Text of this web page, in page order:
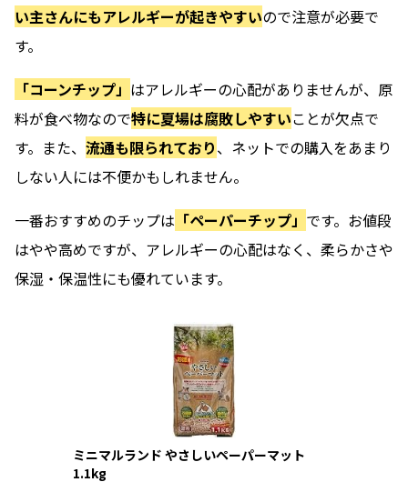
い主さんにもアレルギーが起きやすいので注意が必要で
す。
「コーンチップ」 はアレルギーの心配がありませんが、原
料が食べ物なので特に夏場は腐敗しやすいことが欠点で
す。また、 流通も限られており、ネットでの購入をあまり
しない人には不便かもしれません。
一番おすすめのチップは 「ペーパーチップ」 です。お値段
はやや高めですが、アレルギーの心配はなく、柔らかさや
保湿・保温性にも優れています。
ミニマルランド やさしいペーパーマット
1.1kg